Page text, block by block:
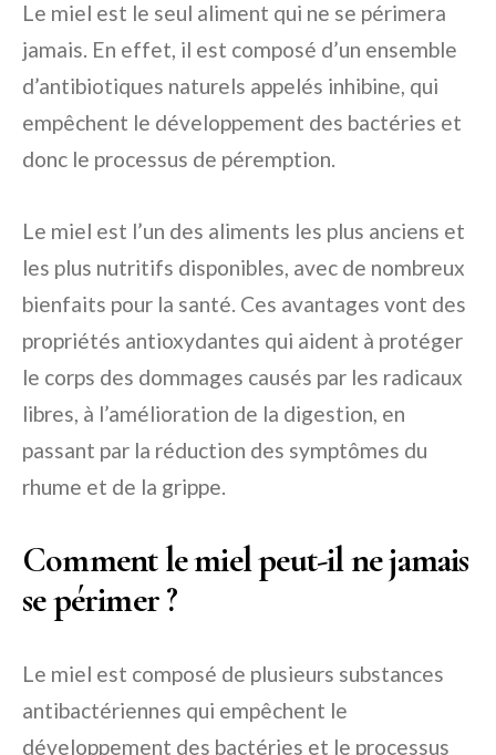
Le miel est le seul aliment qui ne se périmera
jamais. En effet, il est composé d’un ensemble
d’antibiotiques naturels appelés inhibine, qui
empêchent le développement des bactéries et
donc le processus de péremption.
Le miel est l’un des aliments les plus anciens et
les plus nutritifs disponibles, avec de nombreux
bienfaits pour la santé. Ces avantages vont des
propriétés antioxydantes qui aident à protéger
le corps des dommages causés par les radicaux
libres, à l’amélioration de la digestion, en
passant par la réduction des symptômes du
rhume et de la grippe.
Comment le miel peut-il ne jamais
se périmer ?
Le miel est composé de plusieurs substances
antibactériennes qui empêchent le
développement des bactéries et le processus